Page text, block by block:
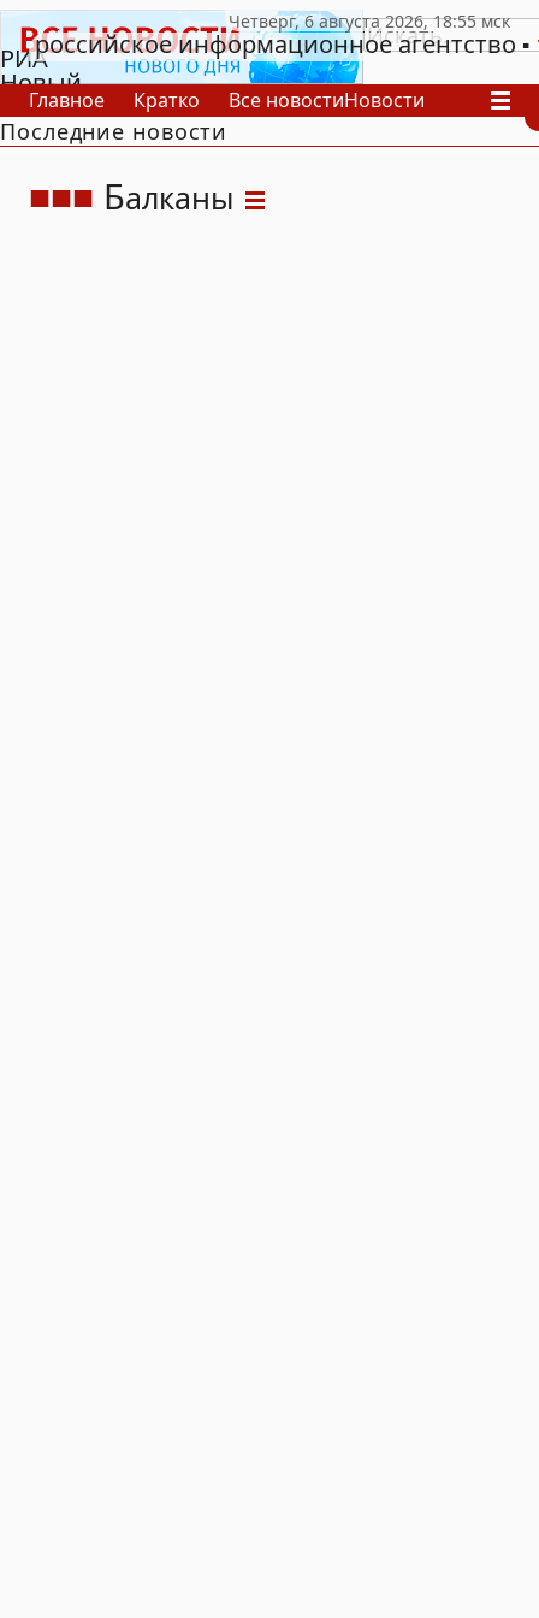
РИА
Новый
День
российское информационное агентство
Главное Кратко Все новостиНовости
В России
В мире
Последние новости
Балканы